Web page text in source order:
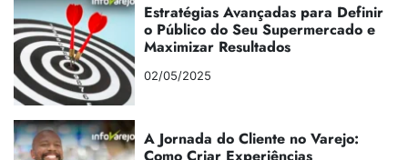
Estratégias Avançadas para Definir
o Público do Seu Supermercado e
Maximizar Resultados
02/05/2025
A Jornada do Cliente no Varejo: